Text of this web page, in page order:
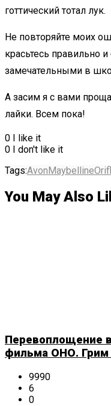
готтический тотал лук.
Не повторяйте моих
красьтесь правильно
замечательными в
А засим я с вами
лайки. Всем пока!
0 I like it
0 I don't like it
Tags:AvonMaybelline
You May Also
Перевоплощение
фильма ОНО. Грим
9990
6
0